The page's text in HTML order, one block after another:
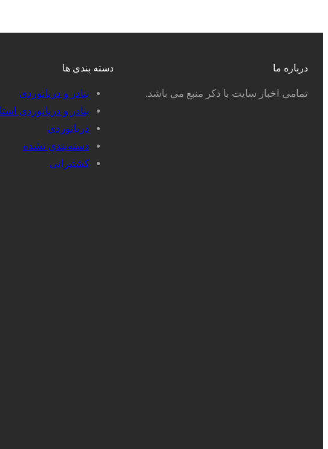
درباره ما
تمامی اخبار سایت با ذکر منبع می باشد.
دسته بندی ها
بنادر و دریانوردی
بنادر و دریانوردی
دریانوردی
دسته‌بندی نشده
کشتیرانی